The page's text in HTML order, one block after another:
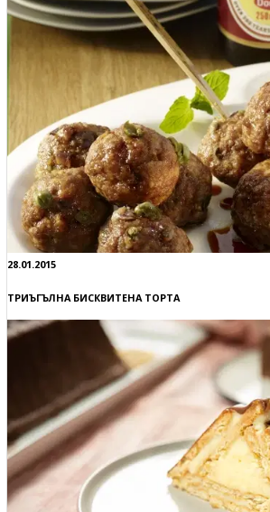
28.01.2015
ТРИЪГЪЛНА БИСКВИТЕНА ТОРТА